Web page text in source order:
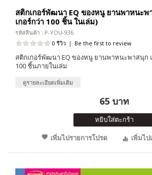
สติกเกอร์พัฒนา EQ ของหนู ยานพาหนะ
เกอร์กว่า 100 ชิ้น ในเล่ม)
รหัสสินค้า : P-YOU-936
0 รีวิว | Be the first to review
สติกเกอร์พัฒนา EQ ของหนู ยานพาหนะพาสนุก
100 ชิ้นภายในเล่ม
ดูรายละเอียดเพิ่มเติม
65 บาท
หยิบใส่ตะกร้า
เพิ่มไปรายการโปรด
เพิ่มไป